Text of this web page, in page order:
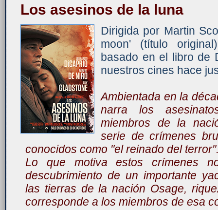
Los asesinos de la luna
Dirigida por Martin
moon' (título
basado en el libro de
nuestros cines hace
Ambientada en la
narra los
miembros de la
serie de crímenes
conocidos como "el reinado del
Lo que motiva estos crímenes
descubrimiento de un importante
las tierras de la nación Osage,
corresponde a los miembros de esa